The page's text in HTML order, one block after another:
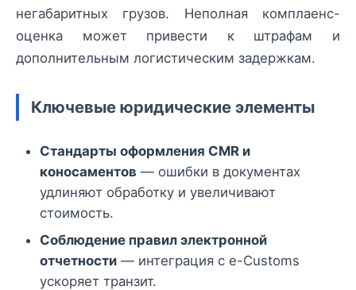
негабаритных грузов. Неполная комплаенс-
оценка может привести к штрафам и
дополнительным логистическим задержкам.
Ключевые юридические элементы
Стандарты оформления CMR и
коносаментов — ошибки в документах
удлиняют обработку и увеличивают
стоимость.
Соблюдение правил электронной
отчетности — интеграция с e-Customs
ускоряет транзит.